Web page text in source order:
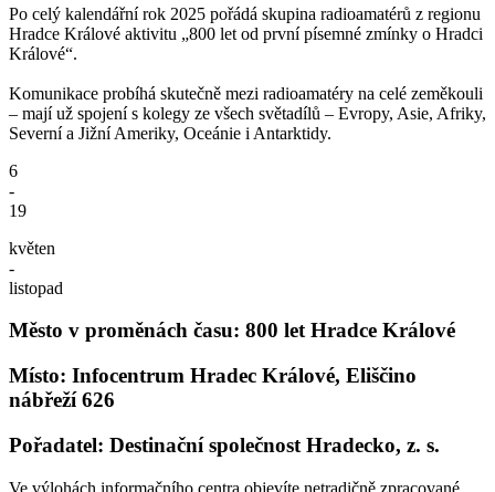
Po celý kalendářní rok 2025 pořádá skupina radioamatérů z regionu
Hradce Králové aktivitu „800 let od první písemné zmínky o Hradci
Králové“.
Komunikace probíhá skutečně mezi radioamatéry na celé zeměkouli
– mají už spojení s kolegy ze všech světadílů – Evropy, Asie, Afriky,
Severní a Jižní Ameriky, Oceánie i Antarktidy.
6
-
19
květen
-
listopad
Město v proměnách času: 800 let Hradce Králové
Místo: Infocentrum Hradec Králové, Eliščino
nábřeží 626
Pořadatel: Destinační společnost Hradecko, z. s.
Ve výlohách informačního centra objevíte netradičně zpracované